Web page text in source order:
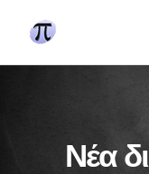
content
Νέα